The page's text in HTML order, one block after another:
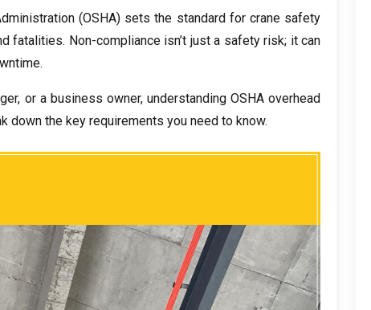
(OSHA) sets the standard for crane safety
fatalities. Non-compliance isn’t just a safety risk; it can
.
, or a business owner, understanding OSHA overhead
down the key requirements you need to know.